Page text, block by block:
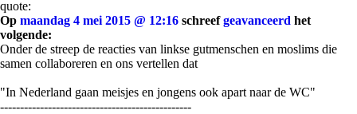
quote:
Op maandag 4 mei 2015 @ 12:16 schreefgeavanceerd het
volgende:
Onder de streep de reacties van linkse gutmenschen en moslims die
samen collaboreren en ons vertellen dat
"In Nederland gaan meisjes en jongens ook apart naar de WC"
------------------------------------------------